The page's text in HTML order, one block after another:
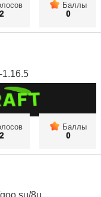
2
Баллы
0
2
Баллы
0